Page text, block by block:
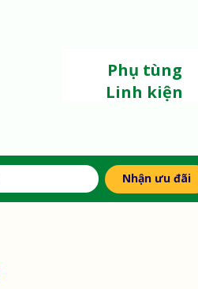
Phụ tùng
Linh kiện
Nhận ưu đãi